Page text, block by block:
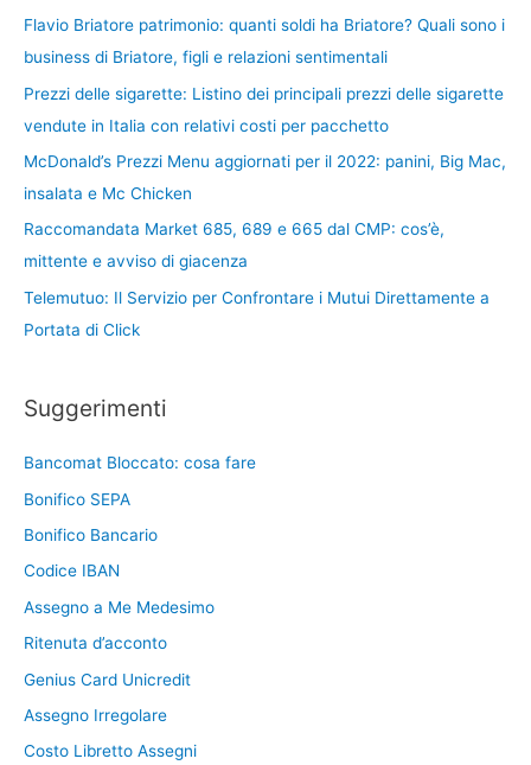
Flavio Briatore patrimonio: quanti soldi ha Briatore? Quali sono i
business di Briatore, figli e relazioni sentimentali
Prezzi delle sigarette: Listino dei principali prezzi delle sigarette
vendute in Italia con relativi costi per pacchetto
McDonald’s Prezzi Menu aggiornati per il 2022: panini, Big Mac,
insalata e Mc Chicken
Raccomandata Market 685, 689 e 665 dal CMP: cos’è,
mittente e avviso di giacenza
Telemutuo: Il Servizio per Confrontare i Mutui Direttamente a
Portata di Click
Suggerimenti
Bancomat Bloccato: cosa fare
Bonifico SEPA
Bonifico Bancario
Codice IBAN
Assegno a Me Medesimo
Ritenuta d’acconto
Genius Card Unicredit
Assegno Irregolare
Costo Libretto Assegni